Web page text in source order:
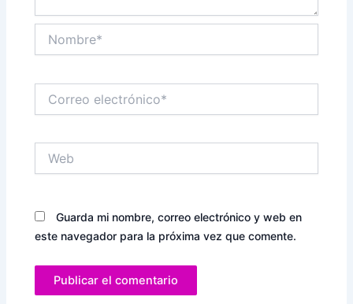
electrónico*
Guarda mi nombre, correo electrónico y web en
este navegador para la próxima vez que comente.